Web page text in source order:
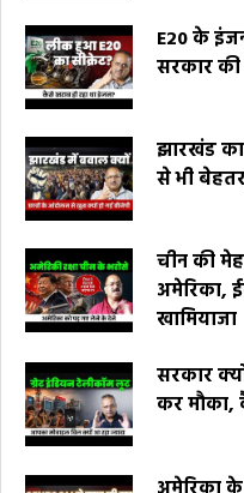
E20 के
सरकार
झारखंड का
से भी
चीन की
अमेरिका,
खामियाजा
सरकार
कर